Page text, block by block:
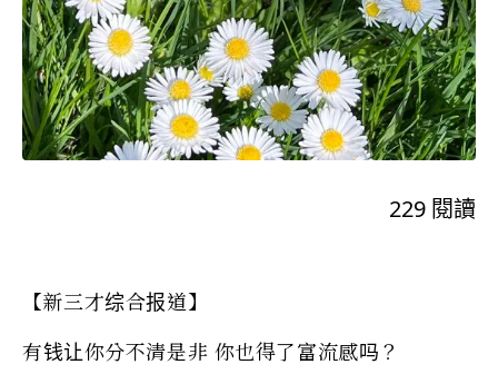
229 閱讀
【新三才综合报道】
有钱让你分不清是非 你也得了富流感吗？